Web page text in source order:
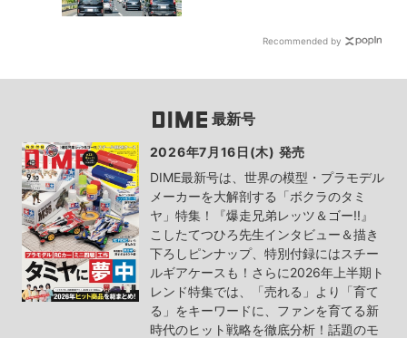
Recommended by
最新号
2026年7月16日(木) 発売
DIME最新号は、世界の模型・プラモデル
メーカーを大解剖する「ボクラのタミ
ヤ」特集！『爆走兄弟レッツ＆ゴー!!』
こしたてつひろ先生インタビュー＆描き
下ろしピンナップ、特別付録にはスチー
ルギアケースも！さらに2026年上半期ト
レンド特集では、「売れる」より「育て
る」をキーワードに、ファンを育てる新
時代のヒット戦略を徹底分析！話題のモ